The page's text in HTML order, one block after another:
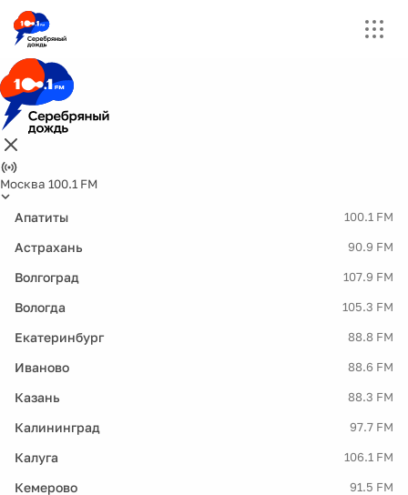
Москва 100.1 FM
Апатиты 100.1 FM
Астрахань 90.9 FM
Волгоград 107.9 FM
Вологда 105.3 FM
Екатеринбург 88.8 FM
Иваново 88.6 FM
Казань 88.3 FM
Калининград 97.7 FM
Калуга 106.1 FM
Кемерово 91.5 FM